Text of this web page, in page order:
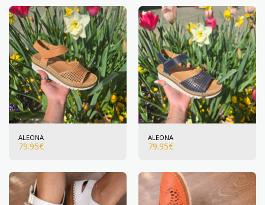
ALEONA
79.95€
ALEONA
79.95€